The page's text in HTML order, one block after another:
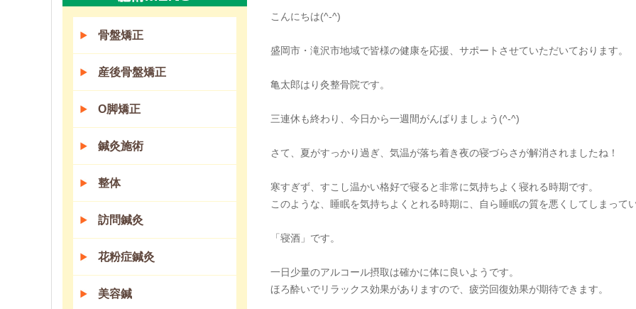
こんにちは(^-^)
盛岡市・滝沢市地域で皆様の健康を応援、サポートさせていただいております。
亀太郎はり灸整骨院です。
三連休も終わり、今日から一週間がんばりましょう(^-^)
さて、夏がすっかり過ぎ、気温が落ち着き夜の寝づらさが解消されましたね！
寒すぎず、すこし温かい格好で寝ると非常に気持ちよく寝れる時期です。
このような、睡眠を気持ちよくとれる時期に、自ら睡眠の質を悪くしてしまって
「寝酒」です。
一日少量のアルコール摂取は確かに体に良いようです。
ほろ酔いでリラックス効果がありますので、疲労回復効果が期待できます。
骨盤矯正
産後骨盤矯正
O脚矯正
鍼灸施術
整体
訪問鍼灸
花粉症鍼灸
美容鍼